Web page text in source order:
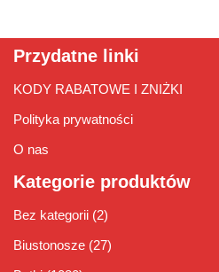
Przydatne linki
KODY RABATOWE I ZNIŻKI
Polityka prywatności
O nas
Kategorie produktów
Bez kategorii (2)
Biustonosze (27)